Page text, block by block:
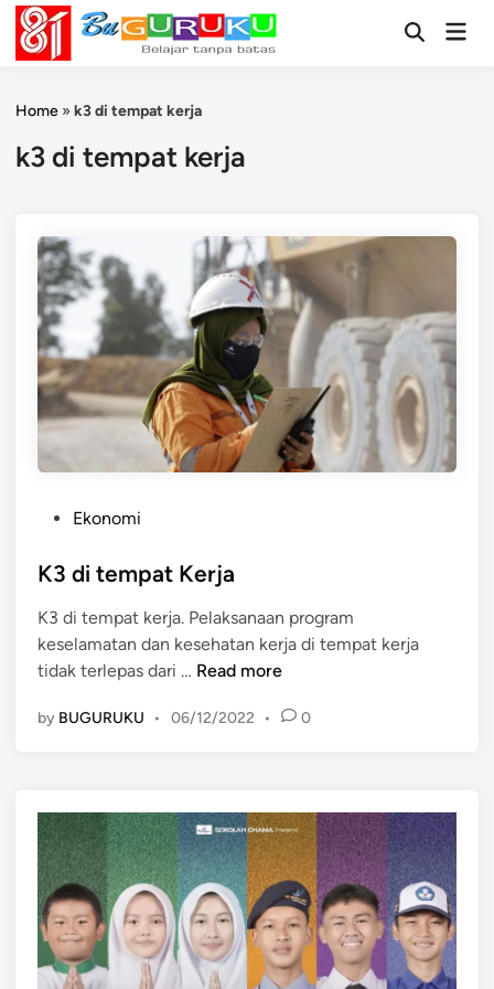
Skip
content
OpenMain
Home » k3 di tempat kerja
k3 di tempat kerja
s
e
d
i
Ekonomi
K3 di tempat Kerja
K3 di tempat kerja. Pelaksanaan program
keselamatan dan kesehatan kerja di tempat kerja
tidak terlepas dari … K
d
m
p
a
t
K
e
Read more
by BUGURUKU • 06/12/2022 • 0